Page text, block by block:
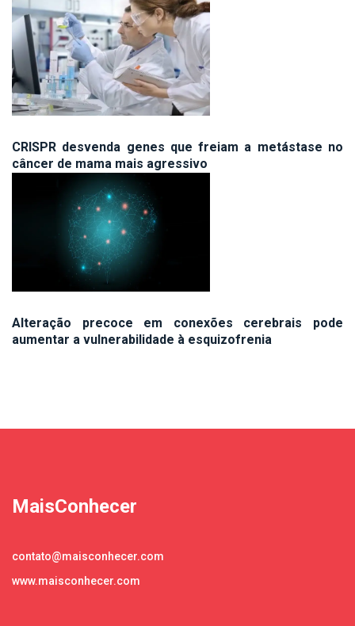
CRISPR desvenda genes que freiam a metástase no
câncer de mama mais agressivo
Alteração precoce em conexões cerebrais pode
aumentar a vulnerabilidade à esquizofrenia
MaisConhecer
contato@maisconhecer.com
www.maisconhecer.com